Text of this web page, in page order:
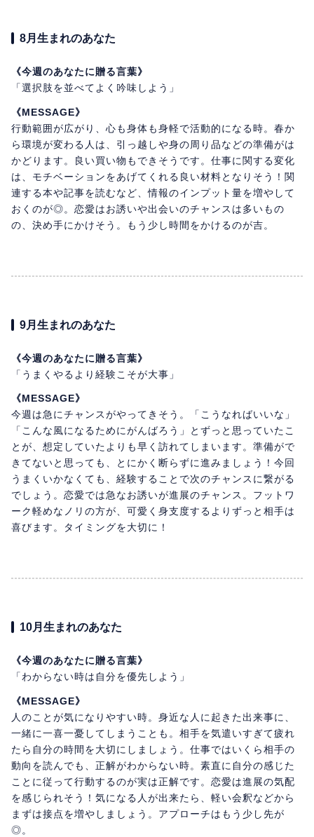
8月生まれのあなた
《今週のあなたに贈る言葉》
「選択肢を並べてよく吟味しよう」
《MESSAGE》
行動範囲が広がり、心も身体も身軽で活動的になる時。春か
ら環境が変わる人は、引っ越しや身の周り品などの準備がは
かどります。良い買い物もできそうです。仕事に関する変化
は、モチベーションをあげてくれる良い材料となりそう！関
連する本や記事を読むなど、情報のインプット量を増やして
おくのが◎。恋愛はお誘いや出会いのチャンスは多いもの
の、決め手にかけそう。もう少し時間をかけるのが吉。
9月生まれのあなた
《今週のあなたに贈る言葉》
「うまくやるより経験こそが大事」
《MESSAGE》
今週は急にチャンスがやってきそう。「こうなればいいな」
「こんな風になるためにがんばろう」とずっと思っていたこ
とが、想定していたよりも早く訪れてしまいます。準備がで
きてないと思っても、とにかく断らずに進みましょう！今回
うまくいかなくても、経験することで次のチャンスに繋がる
でしょう。恋愛では急なお誘いが進展のチャンス。フットワ
ーク軽めなノリの方が、可愛く身支度するよりずっと相手は
喜びます。タイミングを大切に！
10月生まれのあなた
《今週のあなたに贈る言葉》
「わからない時は自分を優先しよう」
《MESSAGE》
人のことが気になりやすい時。身近な人に起きた出来事に、
一緒に一喜一憂してしまうことも。相手を気遣いすぎて疲れ
たら自分の時間を大切にしましょう。仕事ではいくら相手の
動向を読んでも、正解がわからない時。素直に自分の感じた
ことに従って行動するのが実は正解です。恋愛は進展の気配
を感じられそう！気になる人が出来たら、軽い会釈などから
まずは接点を増やしましょう。アプローチはもう少し先が
◎。